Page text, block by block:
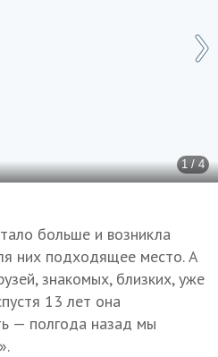
1 / 4
больше и возникла
них подходящее место. А
знакомых, близких, уже
13 лет она
— полгода назад мы